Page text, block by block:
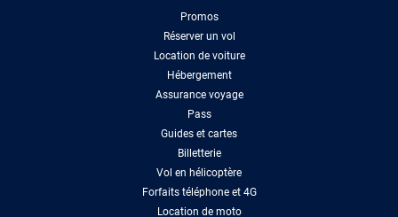
Promos
Réserver un vol
Location de voiture
Hébergement
Assurance voyage
Pass
Guides et cartes
Billetterie
Vol en hélicoptère
Forfaits téléphone et 4G
Location de moto